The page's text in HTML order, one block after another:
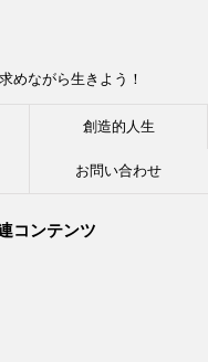
めながら生きよう！
創造的人生
お問い合わせ
コンテンツ